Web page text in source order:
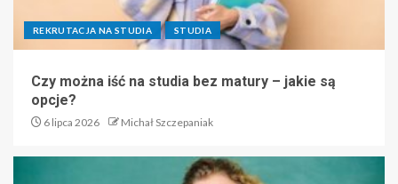
REKRUTACJA NA STUDIA STUDIA
Czy można iść na studia bez matury – jakie są
opcje?
6 lipca 2026 Michał Szczepaniak